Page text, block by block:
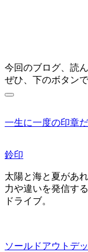
今回のブログ、読
ぜひ、下のボタン
一生に一度の印章
鈴印
太陽と海と夏があ
力や違いを発信す
ドライブ。
ソールドアウト デ